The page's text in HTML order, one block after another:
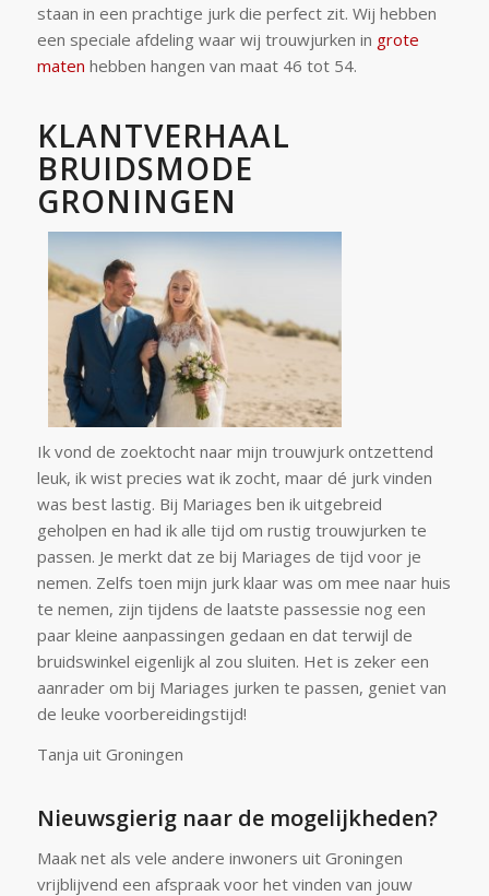
staan in een prachtige jurk die perfect zit. Wij hebben
een speciale afdeling waar wij trouwjurken in grote
maten hebben hangen van maat 46 tot 54.
KLANTVERHAAL
BRUIDSMODE
GRONINGEN
Ik vond de zoektocht naar mijn trouwjurk ontzettend
leuk, ik wist precies wat ik zocht, maar dé jurk vinden
was best lastig. Bij Mariages ben ik uitgebreid
geholpen en had ik alle tijd om rustig trouwjurken te
passen. Je merkt dat ze bij Mariages de tijd voor je
nemen. Zelfs toen mijn jurk klaar was om mee naar huis
te nemen, zijn tijdens de laatste passessie nog een
paar kleine aanpassingen gedaan en dat terwijl de
bruidswinkel eigenlijk al zou sluiten. Het is zeker een
aanrader om bij Mariages jurken te passen, geniet van
de leuke voorbereidingstijd!
Tanja uit Groningen
Nieuwsgierig naar de mogelijkheden?
Maak net als vele andere inwoners uit Groningen
vrijblijvend een afspraak voor het vinden van jouw